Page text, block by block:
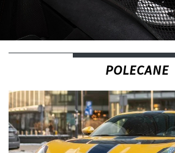
POLECANE